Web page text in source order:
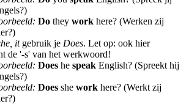
Do they work here? (Werken zij
itgebruik je Does. Let op: ook hier
de '-s' van het werkwoord!
Does he speak English? (Spreekt hij
Does she work here? (Werkt zij